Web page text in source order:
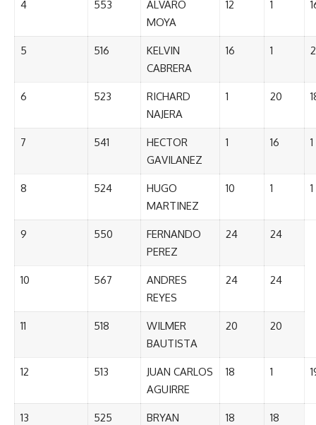
4 553
ALVARO
MOYA
12 1
5 516
KELVIN
CABRERA
16 1
6 523
RICHARD
NAJERA
1 20
7 541
HECTOR
GAVILANEZ
1 16 1
8 524
HUGO
MARTINEZ
10 1 1
9 550
FERNANDO
PEREZ
24 24
10 567
ANDRES
REYES
24 24
11 518
WILMER
BAUTISTA
20 20
12 513
JUAN CARLOS
AGUIRRE
18 1
13 525
BRYAN
18 18